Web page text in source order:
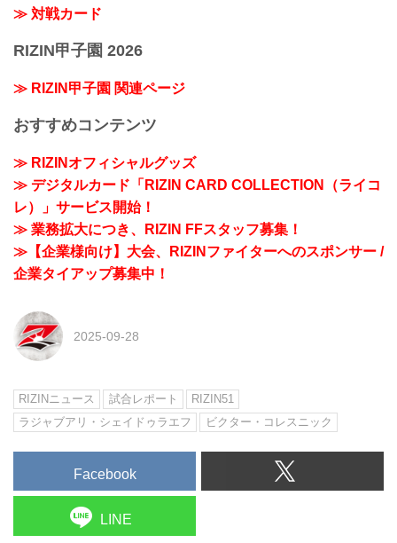
≫ 対戦カード
RIZIN甲子園 2026
≫ RIZIN甲子園 関連ページ
おすすめコンテンツ
≫ RIZINオフィシャルグッズ
≫ デジタルカード「RIZIN CARD COLLECTION（ライコ
レ）」サービス開始！
≫ 業務拡大につき、RIZIN FFスタッフ募集！
≫【企業様向け】大会、RIZINファイターへのスポンサー /
企業タイアップ募集中！
2025-09-28
RIZINニュース 試合レポート
RIZIN51
ラジャブアリ・シェイドゥラエフ
ビクター・コレスニック
Facebook
LINE